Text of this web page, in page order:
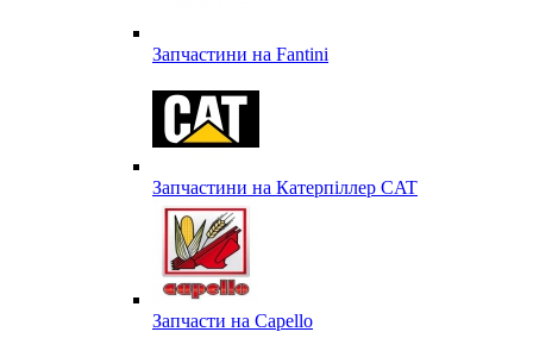
Запчастини на Fantini
Запчастини на Катерпіллер CAT
Запчасти на Capello